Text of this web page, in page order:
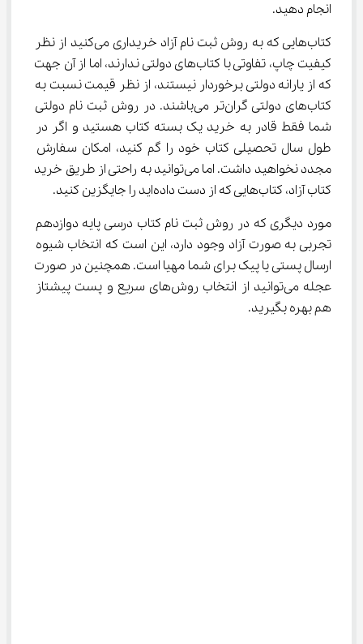
انجام دهید.
کتاب‌هایی که به روش ثبت نام آزاد خریداری می‌کنید از نظر
کیفیت چاپ، تفاوتی با کتاب‌های دولتی ندارند، اما از آن جهت
که از یارانه دولتی برخوردار نیستند، از نظر قیمت نسبت به
کتاب‌های دولتی گران‌تر می‌باشند. در روش ثبت نام دولتی
شما فقط قادر به خرید یک بسته کتاب هستید و اگر در
طول سال تحصیلی کتاب خود را گم کنید، امکان سفارش
مجدد نخواهید داشت. اما می‌توانید به راحتی از طریق خرید
کتاب آزاد، کتاب‌هایی که از دست داده‌اید را جایگزین کنید.
مورد دیگری که در روش ثبت نام کتاب درسی پایه دوازدهم
تجربی به صورت آزاد وجود دارد، این است که انتخاب شیوه
ارسال پستی یا پیک برای شما مهیا است. همچنین در صورت
عجله می‌توانید از انتخاب روش‌های سریع و پست پیشتاز
هم بهره بگیرید.